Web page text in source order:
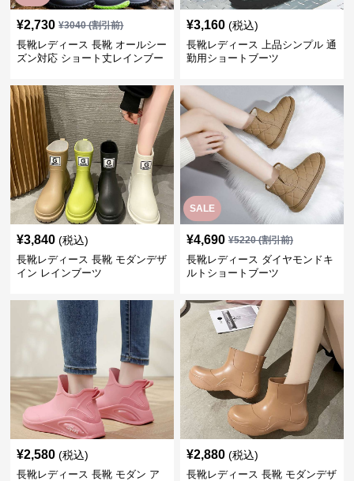
¥2,730 ¥3040(割引前)
長靴レディース 長靴 オールシー
ズン対応 ショート丈レインブー
¥3,160 (税込)
長靴レディース 上品シンプル 通
勤用ショートブーツ
¥3,840 (税込)
長靴レディース 長靴 モダンデザ
イン レインブーツ
SALE
¥4,690 ¥5220(割引前)
長靴レディース ダイヤモンドキ
ルトショートブーツ
¥2,580 (税込)
長靴レディース 長靴 モダン ア
¥2,880 (税込)
長靴レディース 長靴 モダンデザ